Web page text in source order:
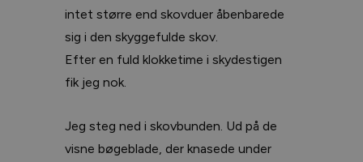
intet større end skovduer åbenbarede
sig i den skyggefulde skov.
Efter en fuld klokketime i skydestigen
fik jeg nok.
Jeg steg ned i skovbunden. Ud på de
visne bøgeblade, der knasede under